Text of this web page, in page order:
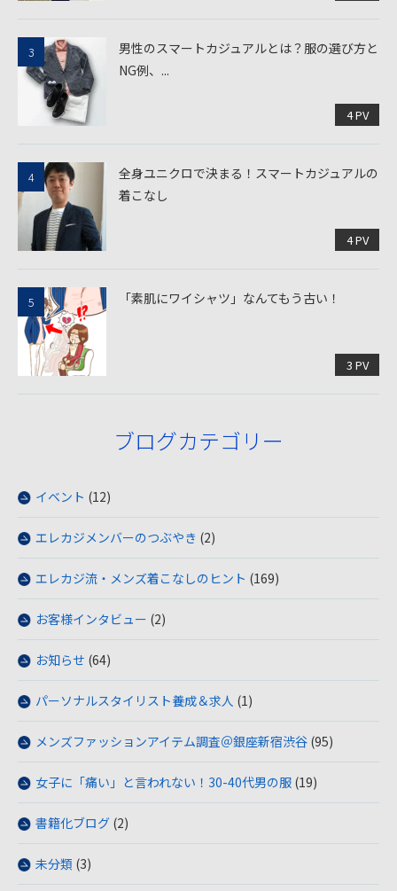
男性のスマートカジュアルとは？服の選び方と
NG例、...
4 PV
全身ユニクロで決まる！スマートカジュアルの
着こなし
4 PV
「素肌にワイシャツ」なんてもう古い！
3 PV
ブログカテゴリー
イベント (12)
エレカジメンバーのつぶやき (2)
エレカジ流・メンズ着こなしのヒント (169)
お客様インタビュー (2)
お知らせ (64)
パーソナルスタイリスト養成＆求人 (1)
メンズファッションアイテム調査＠銀座新宿渋谷 (95)
女子に「痛い」と言われない！30-40代男の服 (19)
書籍化ブログ (2)
未分類 (3)